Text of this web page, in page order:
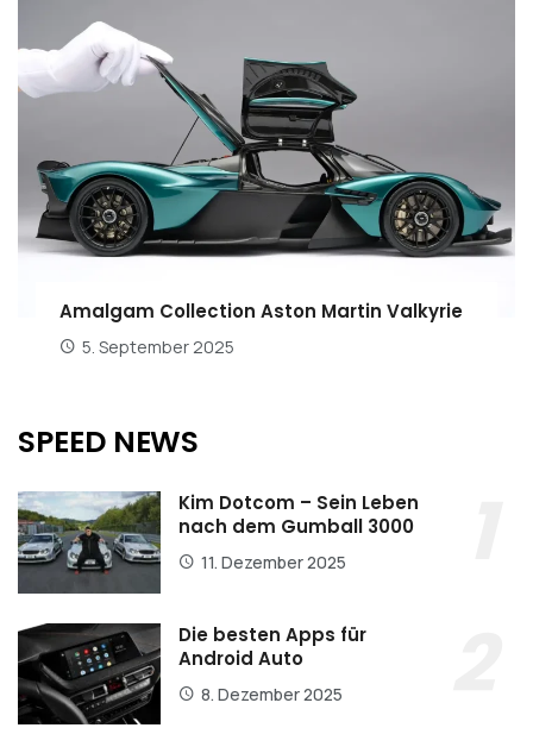
Amalgam Collection Aston Martin Valkyrie
5. September 2025
SPEED NEWS
Kim Dotcom – Sein Leben
nach dem Gumball 3000
11. Dezember 2025
Die besten Apps für
Android Auto
8. Dezember 2025